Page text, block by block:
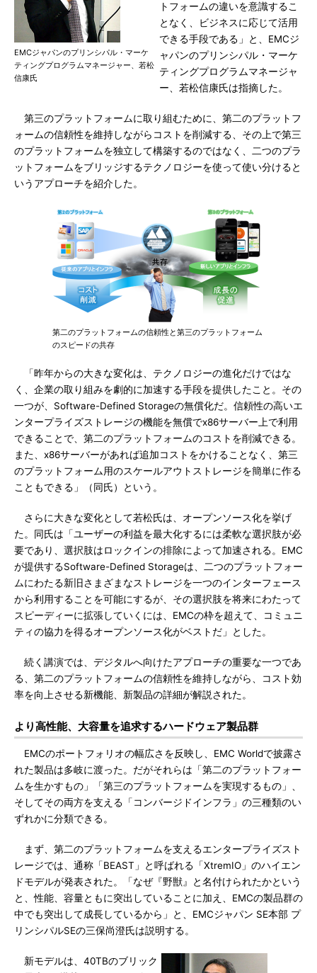
EMCジャパンのプリンシパル・マーケ
ティングプログラムマネージャー、若松
信康氏
トフォームの違いを意識するこ
となく、ビジネスに応じて活用
できる手段である」と、EMCジ
ャパンのプリンシパル・マーケ
ティングプログラムマネージャ
ー、若松信康氏は指摘した。
第三のプラットフォームに取り組むために、第二のプラットフ
ォームの信頼性を維持しながらコストを削減する、その上で第三
のプラットフォームを独立して構築するのではなく、二つのプラ
ットフォームをブリッジするテクノロジーを使って使い分けると
いうアプローチを紹介した。
第二のプラットフォームの信頼性と第三のプラットフォーム
のスピードの共存
「昨年からの大きな変化は、テクノロジーの進化だけではな
く、企業の取り組みを劇的に加速する手段を提供したこと。その
一つが、Software-Defined Storageの無償化だ。信頼性の高いエ
ンタープライズストレージの機能を無償でx86サーバー上で利用
できることで、第二のプラットフォームのコストを削減できる。
また、x86サーバーがあれば追加コストをかけることなく、第三
のプラットフォーム用のスケールアウトストレージを簡単に作る
こともできる」（同氏）という。
さらに大きな変化として若松氏は、オープンソース化を挙げ
た。同氏は「ユーザーの利益を最大化するには柔軟な選択肢が必
要であり、選択肢はロックインの排除によって加速される。EMC
が提供するSoftware-Defined Storageは、二つのプラットフォー
ムにわたる新旧さまざまなストレージを一つのインターフェース
から利用することを可能にするが、その選択肢を将来にわたって
スピーディーに拡張していくには、EMCの枠を超えて、コミュニ
ティの協力を得るオープンソース化がベストだ」とした。
続く講演では、デジタルへ向けたアプローチの重要な一つであ
る、第二のプラットフォームの信頼性を維持しながら、コスト効
率を向上させる新機能、新製品の詳細が解説された。
より高性能、大容量を追求するハードウェア製品群
EMCのポートフォリオの幅広さを反映し、EMC Worldで披露さ
れた製品は多岐に渡った。だがそれらは「第二のプラットフォー
ムを生かすもの」「第三のプラットフォームを実現するもの」、
そしてその両方を支える「コンバージドインフラ」の三種類のい
ずれかに分類できる。
まず、第二のプラットフォームを支えるエンタープライズスト
レージでは、通称「BEAST」と呼ばれる「XtremIO」のハイエン
ドモデルが発表された。「なぜ『野獣』と名付けられたかという
と、性能、容量ともに突出していることに加え、EMCの製品群の
中でも突出して成長しているから」と、EMCジャパン SE本部 プ
リンシパルSEの三保尚澄氏は説明する。
新モデルは、40TBのブリック